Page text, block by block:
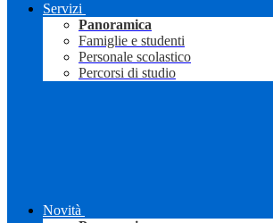
Servizi
Panoramica
Famiglie e studenti
Personale scolastico
Percorsi di studio
Novità